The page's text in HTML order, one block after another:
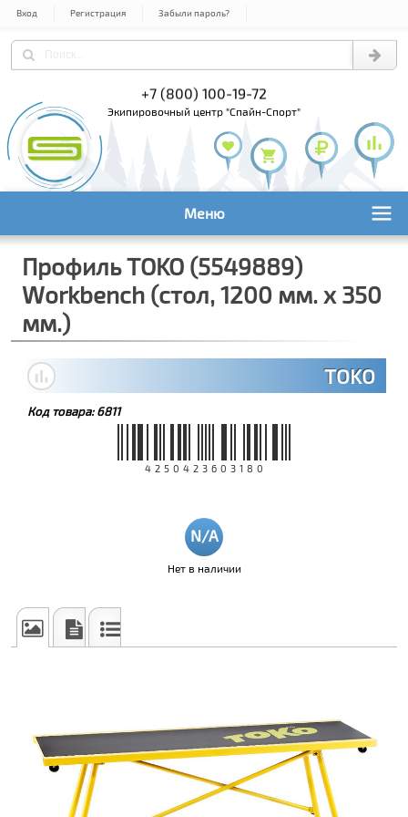
Вход Регистрация Забыли пароль?
+7 (800) 100-19-72
экипировочный центр "Спайн-Спорт"
Меню
Профиль TOKO (5549889)
Workbench (стол, 1200 мм. x 350
мм.)
TOKO
Код товара: 6811
4250423603180
Нет в наличии